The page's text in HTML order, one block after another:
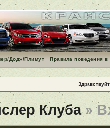
Додж/Плимут Правила поведения
Клуба»